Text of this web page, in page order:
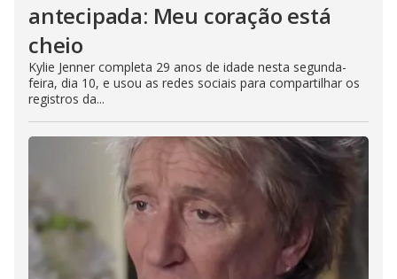
antecipada: Meu coração está
cheio
Kylie Jenner completa 29 anos de idade nesta segunda-
feira, dia 10, e usou as redes sociais para compartilhar os
registros da...